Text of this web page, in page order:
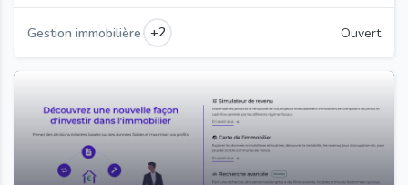
Gestion immobilière +2 Ouvert